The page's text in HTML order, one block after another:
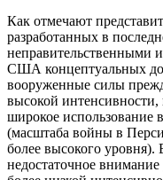
Как отмечают
разработанных в
неправительственными
США концептуальных
вооруженные силы
высокой интенсивности,
широкое использование
(масштаба войны в
более высокого уровня).
недостаточное